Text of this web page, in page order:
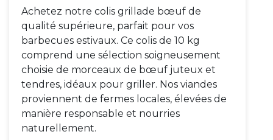
Achetez notre colis grillade bœuf de
qualité supérieure, parfait pour vos
barbecues estivaux. Ce colis de 10 kg
comprend une sélection soigneusement
choisie de morceaux de bœuf juteux et
tendres, idéaux pour griller. Nos viandes
proviennent de fermes locales, élevées de
manière responsable et nourries
naturellement.